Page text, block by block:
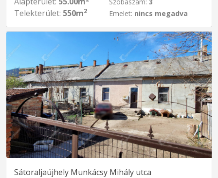
Telekterület: 550m2
Emelet: nincs megadva
Sátoraljaújhely Munkácsy Mihály utca